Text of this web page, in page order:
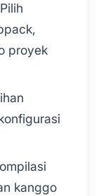
Pilih
proyek
kanggo